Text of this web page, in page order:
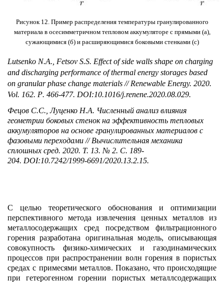
Рисунок 12. Пример распределения температуры гранулированного
материала в осесимметричном тепловом аккумуляторе с прямыми (a),
сужающимися (б) и расширяющимися боковыми стенками (c)
Lutsenko N.A., Fetsov S.S. Effect of side walls shape on charging
and discharging performance of thermal energy storages based
on granular phase change materials // Renewable Energy. 2020.
Vol. 162. P. 466-477. DOI:10.1016/j.renene.2020.08.029.
Фецов С.С., Луценко Н.А. Численный анализ влияния
геометрии боковых стенок на эффективность тепловых
аккумуляторов на основе гранулированных материалов с
фазовыми переходами // Вычислительная механика
сплошных сред. 2020. Т. 13. № 2. С. 189-
204. DOI:10.7242/1999-6691/2020.13.2.15.
С целью теоретического обоснования и оптимизации
перспективного метода извлечения ценных металлов из
металлосодержащих сред посредством фильтрационного
горения разработана оригинальная модель, описывающая
совокупность физико-химических и газодинамических
процессов при распространении волн горения в пористых
средах с примесями металлов. Показано, что происходящие
при гетерогенном горении пористых металлсодержащих